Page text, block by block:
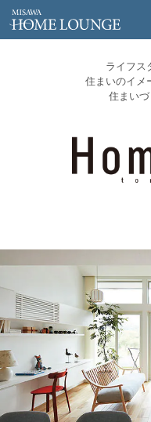
ライフス
住まいのイメ
住まい